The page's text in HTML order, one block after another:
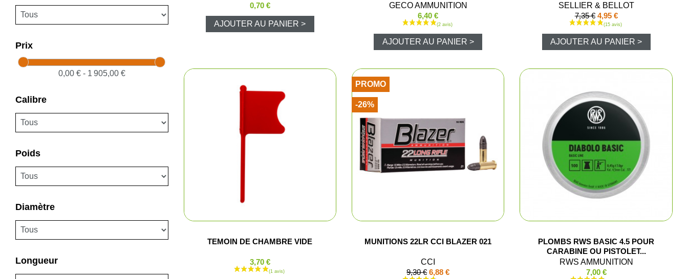
Vision thermique
Lunettes de chasse et tir
Viseurs points rouges
Jumelles de chasse
Télémètres
Malettes
Prix
0,00 € - 1 905,00 €
Calibre
Poids
Diamètre
Longueur
0,70 €
AJOUTER AU PANIER >
GECO AMMUNITION
6,40 €
AJOUTER AU PANIER >
SELLIER & BELLOT
7,35 € 4,95 €
AJOUTER AU PANIER >
TEMOIN DE CHAMBRE VIDE
3,70 €
MUNITIONS 22LR CCI BLAZER 021
CCI
9,30 € 6,88 €
PROMO
-26%
PLOMBS RWS BASIC 4.5 POUR
CARABINE OU PISTOLET...
RWS AMMUNITION
7,00 €